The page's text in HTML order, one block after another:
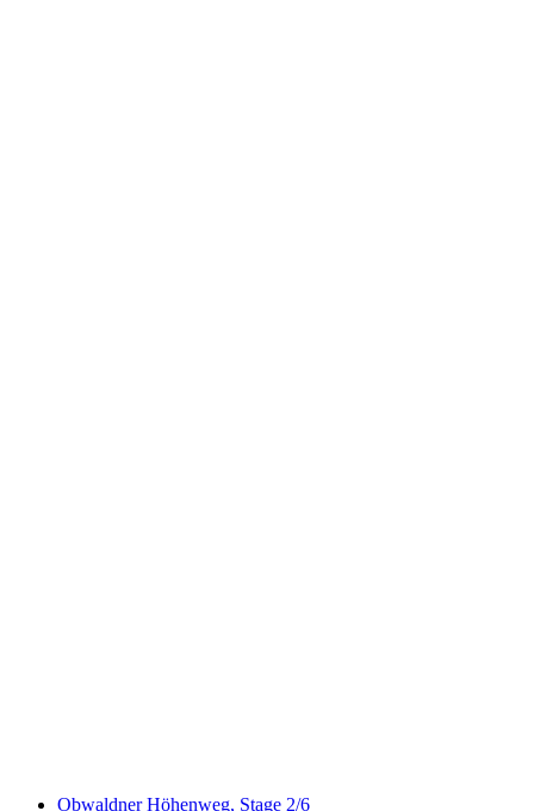
Obwaldner Höhenweg, Stage 2/6